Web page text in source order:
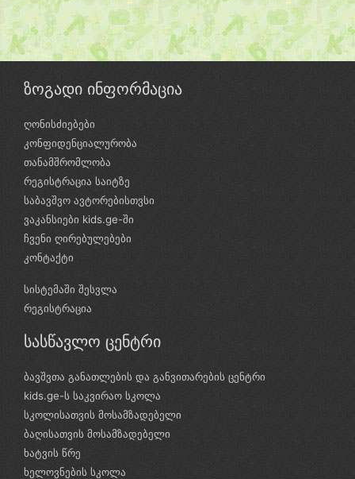
ზოგადი ინფორმაცია
ღონისძიებები
კონფიდენციალურობა
თანამშრომლობა
რეგისტრაცია საიტზე
საბავშვო ავტორებისთვსი
ვაკანსიები kids.ge-ში
ჩვენი ღირებულებები
კონტაქტი
სისტემაში შესვლა
რეგისტრაცია
სასწავლო ცენტრი
ბავშვთა განათლების და განვითარების ცენტრი
kids.ge-ს საკვირაო სკოლა
სკოლისათვის მოსამზადებელი
ბაღისათვის მოსამზადებელი
ხატვის წრე
ხელოვნების სკოლა